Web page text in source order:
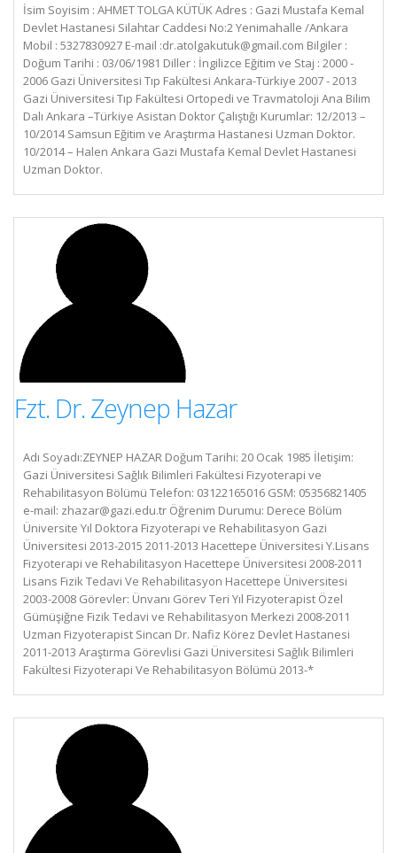
İsim Soyisim : AHMET TOLGA KÜTÜK Adres : Gazi Mustafa Kemal
Devlet Hastanesi Silahtar Caddesi No:2 Yenimahalle /Ankara
Mobil : 5327830927 E-mail :dr.atolgakutuk@gmail.com Bilgiler :
Doğum Tarihi : 03/06/1981 Diller : İngilizce Eğitim ve Staj : 2000 -
2006 Gazi Üniversitesi Tıp Fakültesi Ankara-Türkiye 2007 - 2013
Gazi Üniversitesi Tıp Fakültesi Ortopedi ve Travmatoloji Ana Bilim
Dalı Ankara –Türkiye Asistan Doktor Çalıştığı Kurumlar: 12/2013 –
10/2014 Samsun Eğitim ve Araştırma Hastanesi Uzman Doktor.
10/2014 – Halen Ankara Gazi Mustafa Kemal Devlet Hastanesi
Uzman Doktor.
Fzt. Dr. Zeynep Hazar
Adı Soyadı:ZEYNEP HAZAR Doğum Tarihi: 20 Ocak 1985 İletişim:
Gazi Üniversitesi Sağlık Bilimleri Fakültesi Fizyoterapi ve
Rehabilitasyon Bölümü Telefon: 03122165016 GSM: 05356821405
e-mail: zhazar@gazi.edu.tr Öğrenim Durumu: Derece Bölüm
Üniversite Yıl Doktora Fizyoterapi ve Rehabilitasyon Gazi
Üniversitesi 2013-2015 2011-2013 Hacettepe Üniversitesi Y.Lisans
Fizyoterapi ve Rehabilitasyon Hacettepe Üniversitesi 2008-2011
Lisans Fizik Tedavi Ve Rehabilitasyon Hacettepe Üniversitesi
2003-2008 Görevler: Ünvanı Görev Teri Yıl Fizyoterapist Özel
Gümüşiğne Fizik Tedavi ve Rehabilitasyon Merkezi 2008-2011
Uzman Fizyoterapist Sincan Dr. Nafiz Körez Devlet Hastanesi
2011-2013 Araştırma Görevlisi Gazi Üniversitesi Sağlık Bilimleri
Fakültesi Fizyoterapi Ve Rehabilitasyon Bölümü 2013-*